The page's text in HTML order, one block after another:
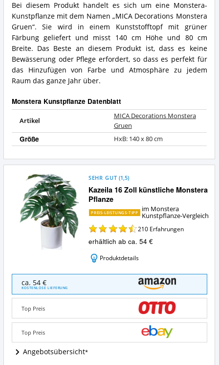
MICA
Decorations
Monstera
Gruen
Zusammenfassung:
Was
bietet
diese
Monstera
Kunstpflanze?
Bei diesem Produkt handelt es sich um eine Monstera-
Kunstpflanze mit dem Namen „MICA Decorations Monstera
Gruen“. Sie wird in einem Kunststofftopf mit grüner
Färbung geliefert und misst 140 cm Höhe und 80 cm
Breite. Das Beste an diesem Produkt ist, dass es keine
Bewässerung oder Pflege erfordert, so dass es perfekt für
das Hinzufügen von Farbe und Atmosphäre zu jedem
Raum das ganze Jahr über.
Monstera Kunstpflanze Datenblatt
Artikel
MICA Decorations Monstera
Gruen
Größe HxB: 140 x 80 cm
Vorteile:
Was
spricht
für
diese
Monstera
Kunstpflanze?
Kazeila 16 Zoll künstliche Monstera
Pflanze
SEHR GUT (1,5)
PREIS-LEISTUNGS-TIPP
im Monstera
Kunstpflanze-Vergleich
210 Erfahrungen
erhältlich ab ca. 54 €
Produktdetails
Kazeila
Zoll
künstliche
Monstera
Pflanze
Angebote:
Wo
ist
diese
ca. 54 €
KOSTENLOSE LIEFERUNG
Top Preis
Top Preis
Angebotsübersicht